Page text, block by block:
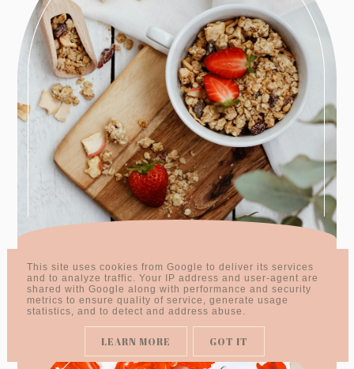
THERMOMIX – ZBAWIENIE CZY
NIEPOTRZEBNY WYDATEK?
This site uses cookies from Google to deliver its services
and to analyze traffic. Your IP address and user-agent are
shared with Google along with performance and security
metrics to ensure quality of service, generate usage
statistics, and to detect and address abuse.
LEARN MORE GOT IT